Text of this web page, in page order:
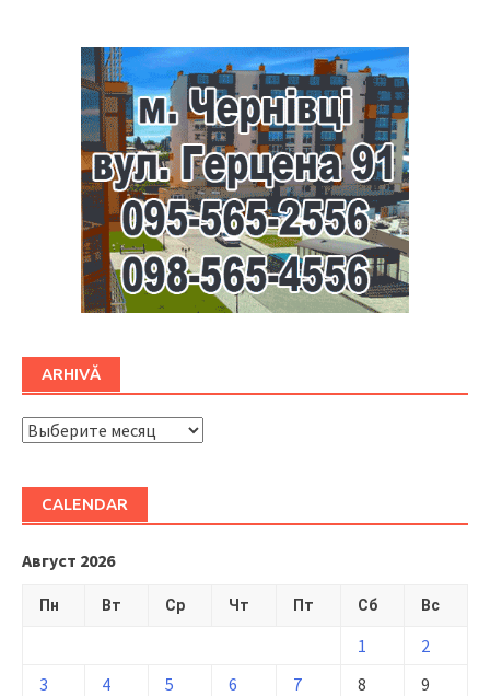
ARHIVĂ
ARHIVĂ
CALENDAR
Август 2026
Пн Вт Ср Чт Пт Сб Вс
1
2
3
4 5 6 7 8
9